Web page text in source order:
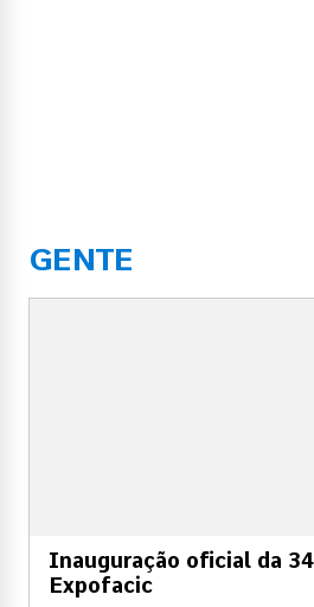
GENTE
Inauguração oficial da
Expofacic